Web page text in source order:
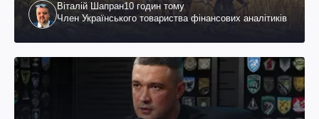
Віталій Шапран10 годин тому
Член Українського товариства фінансових аналітиків